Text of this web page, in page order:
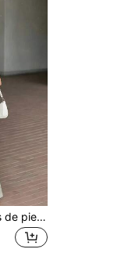
Conjunto de pantalones de pierna ancha con diseño de botones de unicolor y cuello redondo sin mangas para mujer | Conjunto de pantalones de pierna recta con cintura casual para primavera/verano en color albaricoque, cómodo y versátil, adecuado para el trabajo, estilo elegante y de lujo para la temporada de regreso a la escuela